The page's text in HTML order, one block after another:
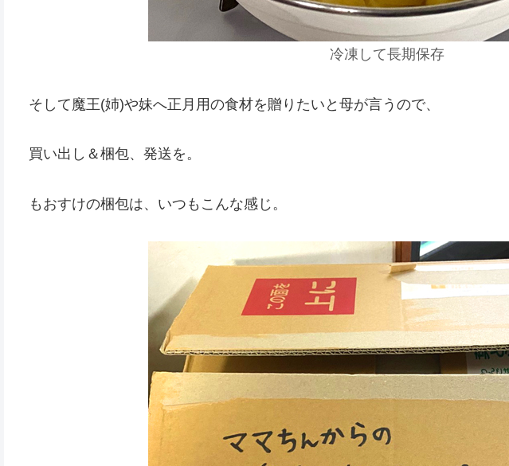
冷凍して長期保存
そして魔王(姉)や妹へ正月用の食材を贈りたいと母が言うので、
買い出し＆梱包、発送を。
もおすけの梱包は、いつもこんな感じ。